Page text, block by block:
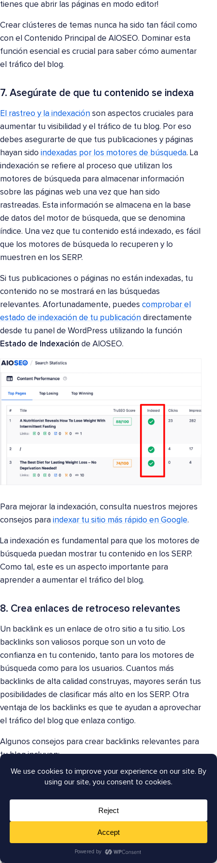
tienes que abrir las páginas en modo editor!
Crear clústeres de temas nunca ha sido tan fácil como
con el Contenido Principal de AIOSEO. Dominar esta
función esencial es crucial para saber cómo aumentar
el tráfico del blog.
7. Asegúrate de que tu contenido se indexa
El rastreo y la indexación son aspectos cruciales para
aumentar tu visibilidad y el tráfico de tu blog. Por eso
debes asegurarte de que tus publicaciones y páginas
hayan sido indexadas por los motores de búsqueda. La
indexación se refiere al proceso que utilizan los
motores de búsqueda para almacenar información
sobre las páginas web una vez que han sido
rastreadas. Esta información se almacena en la base
de datos del motor de búsqueda, que se denomina
índice. Una vez que tu contenido está indexado, es fácil
que los motores de búsqueda lo recuperen y lo
muestren en los SERP.
Si tus publicaciones o páginas no están indexadas, tu
contenido no se mostrará en las búsquedas
relevantes. Afortunadamente, puedes comprobar el
estado de indexación de tu publicación directamente
desde tu panel de WordPress utilizando la función
Estado de Indexación de AIOSEO.
Para mejorar la indexación, consulta nuestros mejores
consejos para indexar tu sitio más rápido en Google.
La indexación es fundamental para que los motores de
búsqueda puedan mostrar tu contenido en los SERP.
Como tal, este es un aspecto importante para
aprender a aumentar el tráfico del blog.
8. Crea enlaces de retroceso relevantes
Un backlink es un enlace de otro sitio a tu sitio. Los
backlinks son valiosos porque son un voto de
confianza en tu contenido, tanto para los motores de
búsqueda como para los usuarios. Cuantos más
backlinks de alta calidad construyas, mayores serán tus
posibilidades de clasificar más alto en los SERP. Otra
ventaja de los backlinks es que te ayudan a aprovechar
el tráfico del blog que enlaza contigo.
Algunos consejos para crear backlinks relevantes para
tu blog incluyen:
Blogging de invitados: El blogging de invitados
(publicación de invitados) se refiere a la práctica de
crear contenido para publicarlo en un sitio que no sea
el tuyo. La mayoría de las publicaciones te permitirán
enlazar de vuelta a tu sitio en el propio contenido y en
Externalización para la creación de enlaces